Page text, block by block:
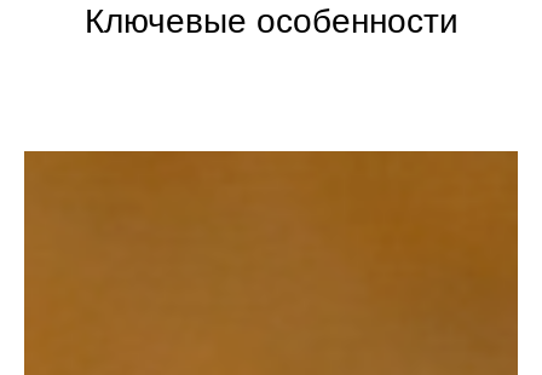
Ключевые особенности